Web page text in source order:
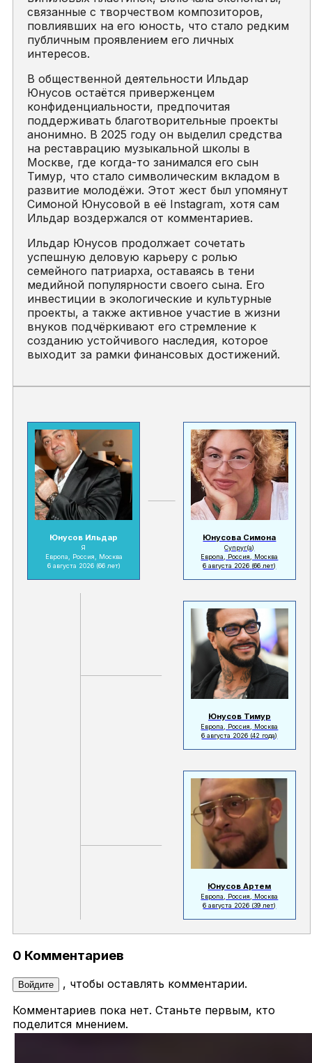
связанные с творчеством композиторов,
повлиявших на его юность, что стало редким
публичным проявлением его личных
интересов.
В общественной деятельности Ильдар
Юнусов остаётся приверженцем
конфиденциальности, предпочитая
поддерживать благотворительные проекты
анонимно. В 2025 году он выделил средства
на реставрацию музыкальной школы в
Москве, где когда-то занимался его сын
Тимур, что стало символическим вкладом в
развитие молодёжи. Этот жест был упомянут
Симоной Юнусовой в её Instagram, хотя сам
Ильдар воздержался от комментариев.
Ильдар Юнусов продолжает сочетать
успешную деловую карьеру с ролью
семейного патриарха, оставаясь в тени
медийной популярности своего сына. Его
инвестиции в экологические и культурные
проекты, а также активное участие в жизни
внуков подчёркивают его стремление к
созданию устойчивого наследия, которое
выходит за рамки финансовых достижений.
Юнусов Ильдар
Я
Европа, Россия, Москва
6 августа 2026 (66 лет)
Юнусова Симона
Супруг(а)
Европа, Россия, Москва
6 августа 2026 (66 лет)
Юнусов Тимур
Европа, Россия, Москва
6 августа 2026 (42 года)
Юнусов Артем
Европа, Россия, Москва
6 августа 2026 (39 лет)
0 Комментариев
Войдите
, чтобы оставлять комментарии.
Комментариев пока нет. Станьте первым, кто
поделится мнением.